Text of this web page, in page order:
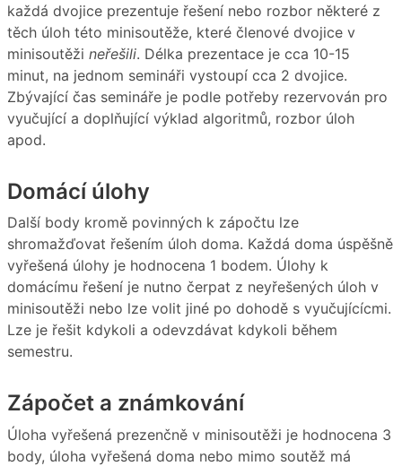
každá dvojice prezentuje řešení nebo rozbor některé z
těch úloh této minisoutěže, které členové dvojice v
minisoutěži neřešili. Délka prezentace je cca 10-15
minut, na jednom semináři vystoupí cca 2 dvojice.
Zbývající čas semináře je podle potřeby rezervován pro
vyučující a doplňující výklad algoritmů, rozbor úloh
apod.
Domácí úlohy
Další body kromě povinných k zápočtu lze
shromažďovat řešením úloh doma. Každá doma úspěšně
vyřešená úlohy je hodnocena 1 bodem. Úlohy k
domácímu řešení je nutno čerpat z neyřešených úloh v
minisoutěži nebo lze volit jiné po dohodě s vyučujícícmi.
Lze je řešit kdykoli a odevzdávat kdykoli během
semestru.
Zápočet a známkování
Úloha vyřešená prezenčně v minisoutěži je hodnocena 3
body, úloha vyřešená doma nebo mimo soutěž má